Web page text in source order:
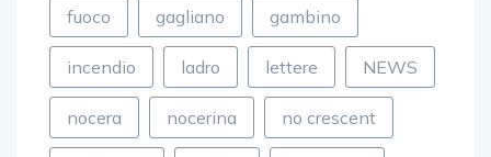
incendio ladro lettere NEWS
nocera nocerina no crescent
ordinanza ordine paganese